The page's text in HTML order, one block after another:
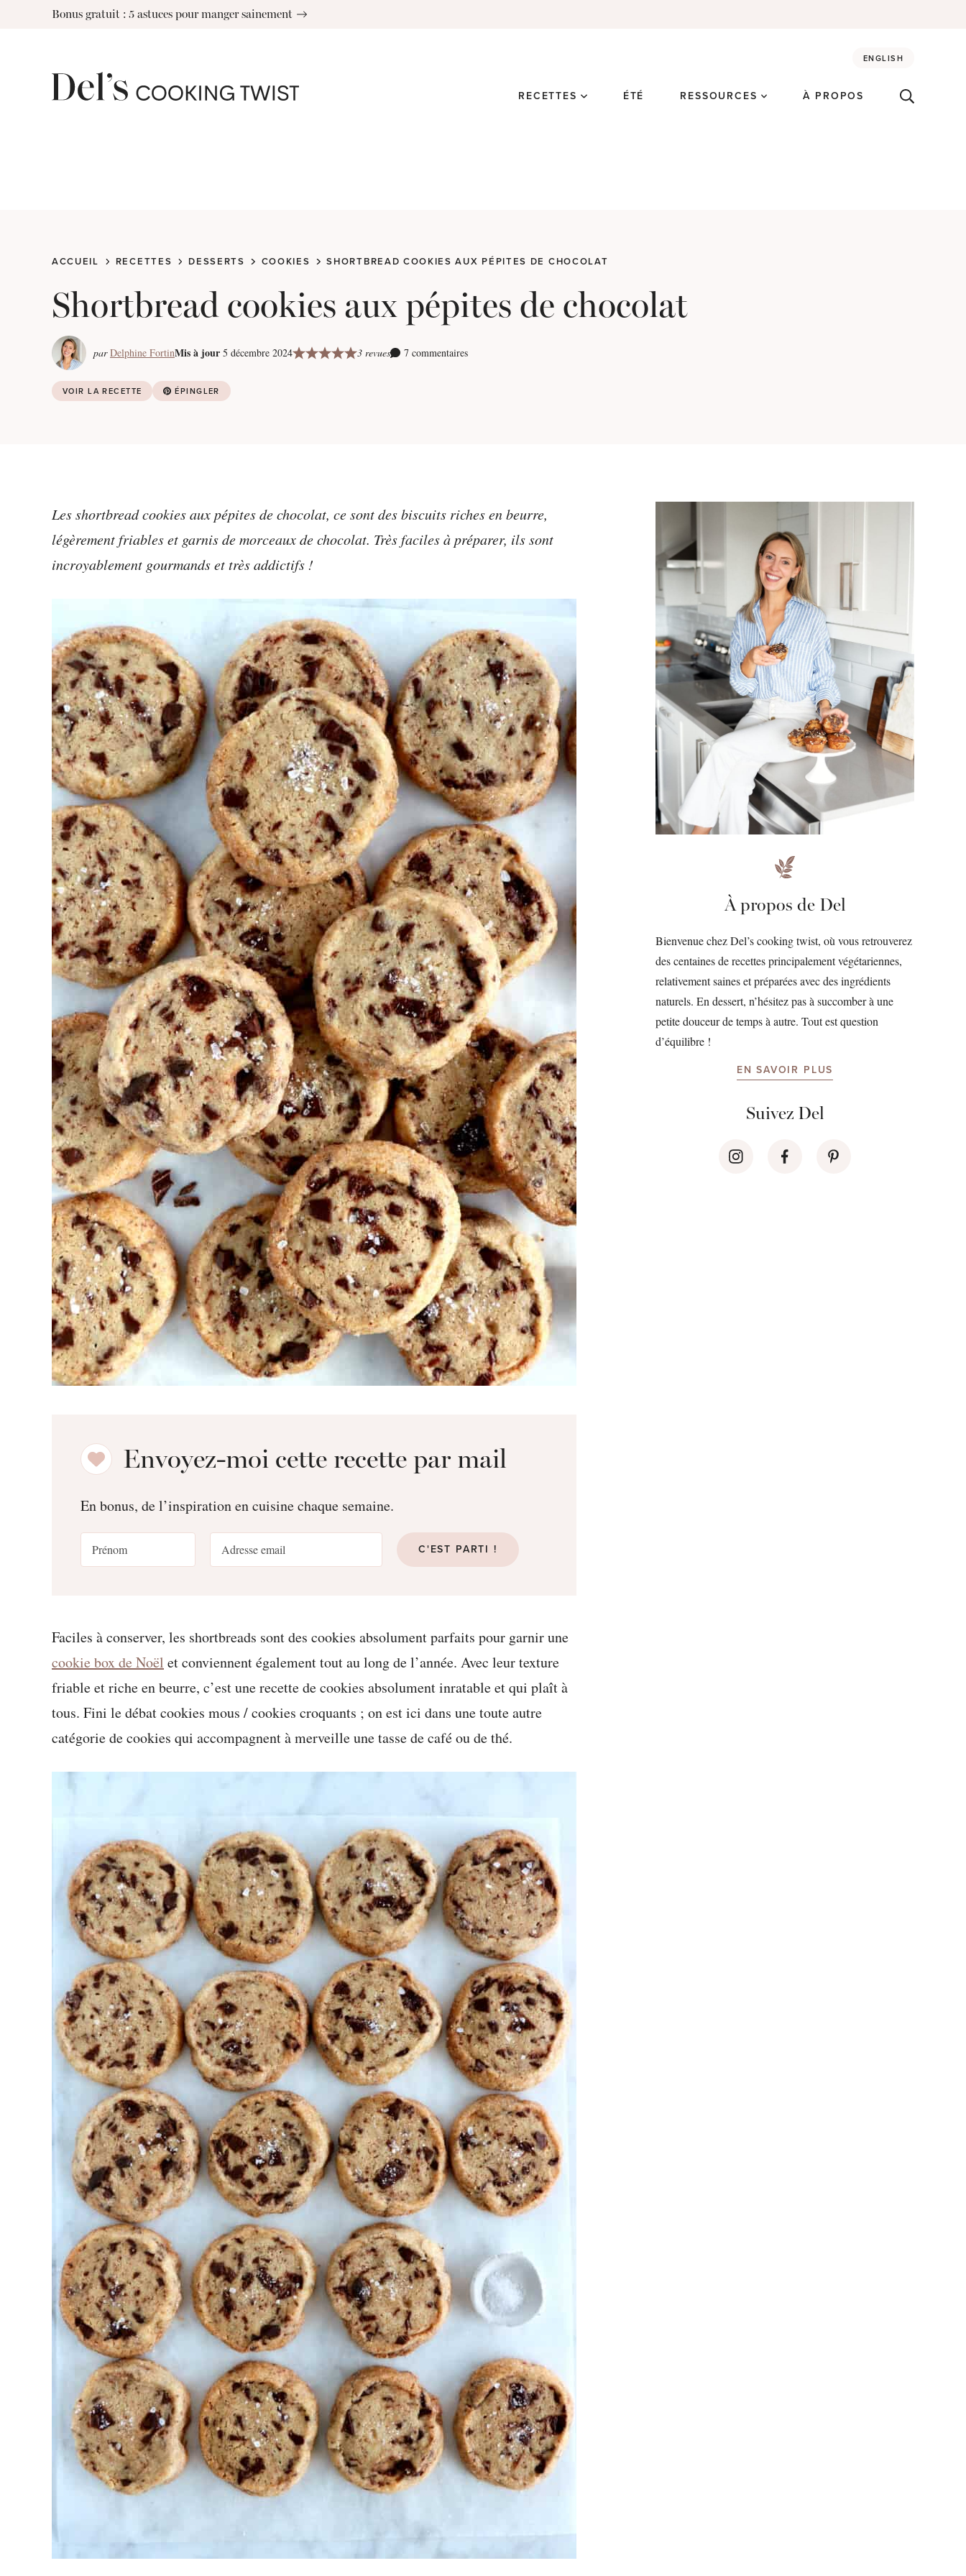
Bonus gratuit : 5 astuces pour manger sainement
ENGLISH
RECETTES ÉTÉ RESSOURCES À PROPOS
ACCUEIL RECETTES DESSERTS COOKIES SHORTBREAD COOKIES AUX PÉPITES DE CHOCOLAT
Shortbread cookies aux pépites de chocolat
par Delphine FortinMis à jour 5 décembre 2024 3 revues 7 commentaires
VOIR LA RECETTE ÉPINGLER
Les shortbread cookies aux pépites de chocolat, ce sont des biscuits riches en beurre,
légèrement friables et garnis de morceaux de chocolat. Très faciles à préparer, ils sont
incroyablement gourmands et très addictifs !
Envoyez-moi cette recette par mail
En bonus, de l’inspiration en cuisine chaque semaine.
C'EST PARTI !
Faciles à conserver, les shortbreads sont des cookies absolument parfaits pour garnir une
cookie box de Noël et conviennent également tout au long de l’année. Avec leur texture
friable et riche en beurre, c’est une recette de cookies absolument inratable et qui plaît à
tous. Fini le débat cookies mous / cookies croquants ; on est ici dans une toute autre
catégorie de cookies qui accompagnent à merveille une tasse de café ou de thé.
À propos de Del
Bienvenue chez Del’s cooking twist, où vous retrouverez
des centaines de recettes principalement végétariennes,
relativement saines et préparées avec des ingrédients
naturels. En dessert, n’hésitez pas à succomber à une
petite douceur de temps à autre. Tout est question
d’équilibre !
EN SAVOIR PLUS
Suivez Del